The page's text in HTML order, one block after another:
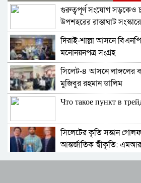
জকিগঞ্জে আইনের
নির্বিঘ্নে ভবন বানাচ্ছেন
আলাউদ্দিন আলাই
বন্ধ থাকবে সিলেটের ৭টি
নিরাপত্তাহীনতায় লাভলুর
হামলায়, লুন্ঠিত অর্থ-স্বর্ণ
জলবায়ূ পরিবর্তনে হুমকির
বৈশ্বিক জলবায়ু পরিবর্তনের
করণীয়
গুরুত্বপূর্ণ সংযোগ সড়কেও
উপশহরের রাস্তাঘাট
দিরাই-শাল্লা আসনে
মনোনয়নপত্র সংগ্রহ
সিলেট-৪ আসনে লাঙ্গলের
মুজিবুর রহমান ডালিম
Что такое пункт в
সিলেটের কৃতি সন্তান
আন্তর্জাতিক স্বীকৃতি:
দিরাইয়ে নাছির চৌধুরী’র